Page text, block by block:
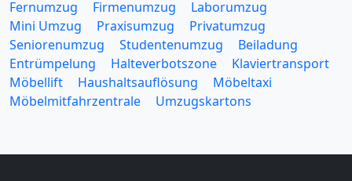
Fernumzug
Firmenumzug
Laborumzug
Mini Umzug
Praxisumzug
Privatumzug
Seniorenumzug
Studentenumzug
Beiladung
Entrümpelung
Halteverbotszone
Klaviertransport
Möbellift
Haushaltsauflösung
Möbeltaxi
Möbelmitfahrzentrale
Umzugskartons